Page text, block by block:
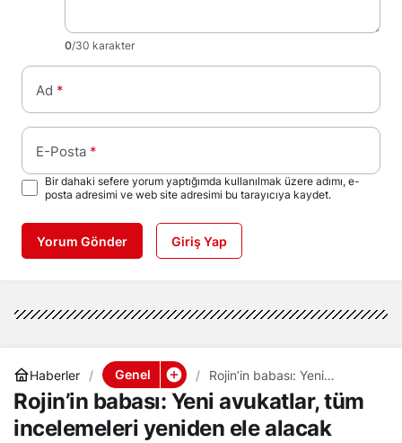
0/30 karakter
Ad *
E-Posta *
Bir dahaki sefere yorum yaptığımda kullanılmak üzere adımı, e-
posta adresimi ve web site adresimi bu tarayıcıya kaydet.
Yorum Gönder Giriş Yap
Haberler Genel
Rojin’in babası: Yeni
avukatlar, tüm incelemeleri
yeniden ele alacak
Rojin’in babası: Yeni avukatlar, tüm
incelemeleri yeniden ele alacak